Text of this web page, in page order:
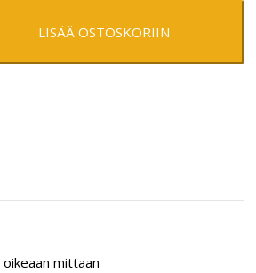
LISÄÄ OSTOSKORIIN
mittaan